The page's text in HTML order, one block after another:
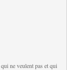
ne veulent pas et qui